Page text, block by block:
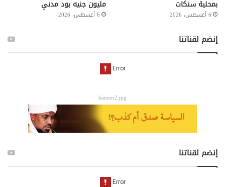
بمحلية سنكات
6 أغسطس، 2026
مليون جنيه بود مدني
6 أغسطس، 2026
إنضم لقناتنا
banner2.jpg
إنضم لقناتنا